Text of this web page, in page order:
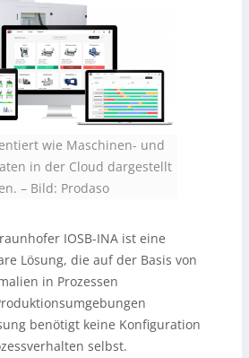
wie Maschinen- und
in der Cloud dargestellt
– Bild: Prodaso
IOSB-INA ist eine
Lösung, die auf der Basis von
in Prozessen
benötigt keine Konfiguration
selbst.